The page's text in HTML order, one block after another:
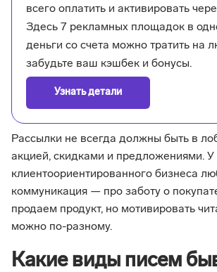
всего оплатить и активировать
Здесь 7 рекламных площадок в
деньги со счета можно тратить на
забудьте ваш кэшбек и бонусы.
Узнать детали
Рассылки не всегда должны быть в
акцией, скидками и предложениями. У
клиентоориентированного бизнеса
коммуникация — про заботу о
продаем продукт, но мотивировать
можно по-разному.
Какие виды писем